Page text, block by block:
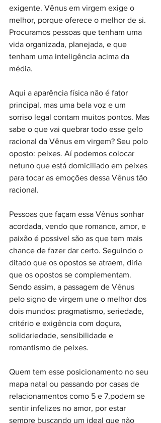
exigente. Vênus em virgem exige o
melhor, porque oferece o melhor de si.
Procuramos pessoas que tenham uma
vida organizada, planejada, e que
tenham uma inteligência acima da
média.
Aqui a aparência física não é fator
principal, mas uma bela voz e um
sorriso legal contam muitos pontos. Mas
sabe o que vai quebrar todo esse gelo
racional da Vênus em virgem? Seu polo
oposto: peixes. Aí podemos colocar
netuno que está domiciliado em peixes
para tocar as emoções dessa Vênus tão
racional.
Pessoas que façam essa Vênus sonhar
acordada, vendo que romance, amor, e
paixão é possivel são as que tem mais
chance de fazer dar certo. Seguindo o
ditado que os opostos se atraem, diria
que os opostos se complementam.
Sendo assim, a passagem de Vênus
pelo signo de virgem une o melhor dos
dois mundos: pragmatismo, seriedade,
critério e exigência com doçura,
solidariedade, sensibilidade e
romantismo de peixes.
Quem tem esse posicionamento no seu
mapa natal ou passando por casas de
relacionamentos como 5 e 7,podem se
sentir infelizes no amor, por estar
sempre buscando um ideal que não